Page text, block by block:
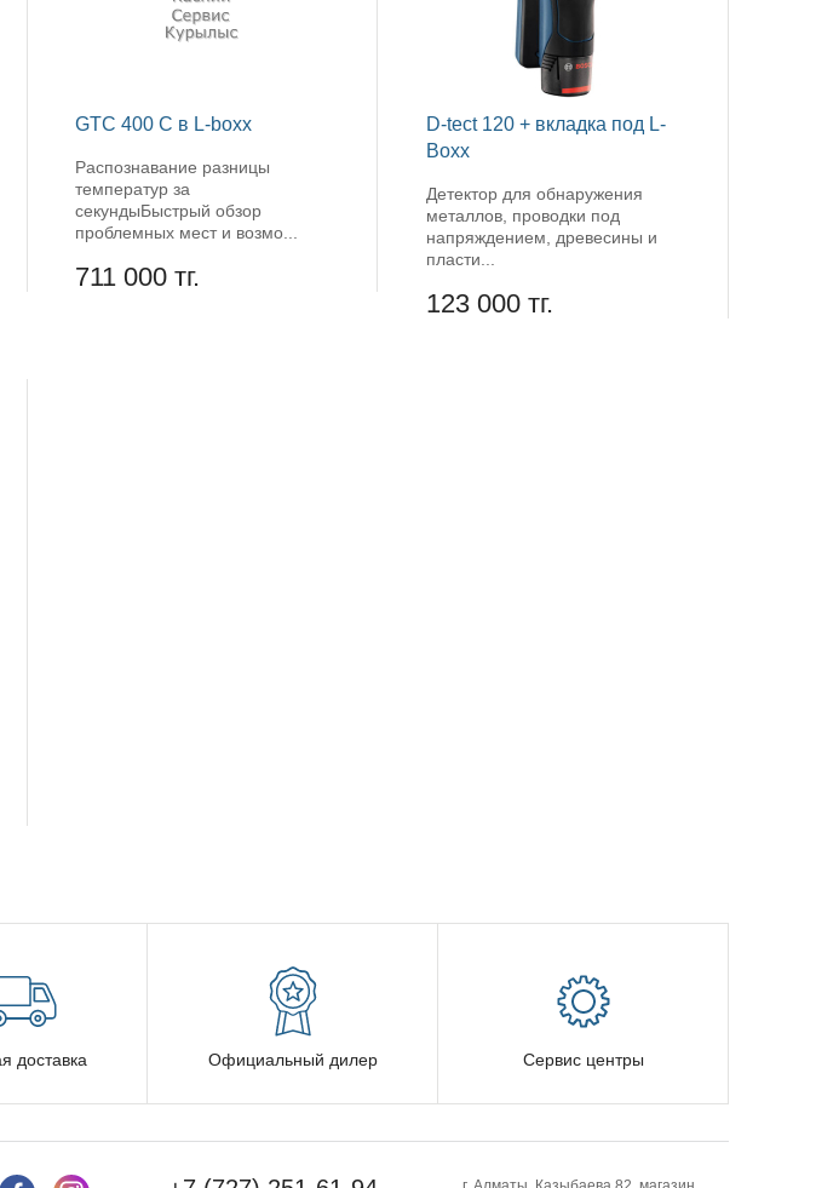
GTC 400 C в L-boxx
Распознавание разницы
температур за
секундыБыстрый обзор
проблемных мест и возмо...
711 000 тг.
D-tect 120 + вкладка под L-
Boxx
Детектор для обнаружения
металлов, проводки под
напряждением, древесины и
пласти...
123 000 тг.
доставка Официальный дилер Сервис центры